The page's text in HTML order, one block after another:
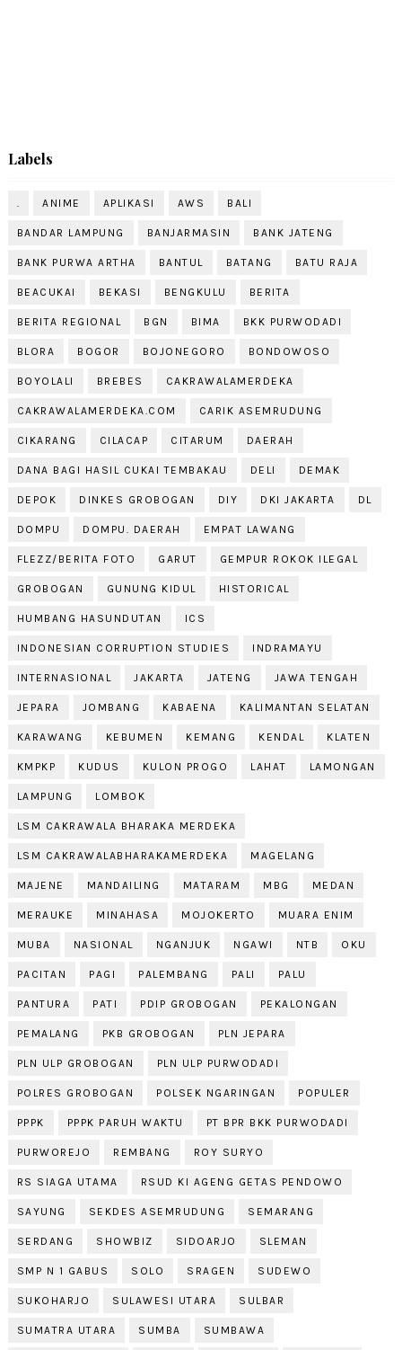
Labels
. ANIME APLIKASI AWS BALI
BANDAR LAMPUNG BANJARMASIN BANK JATENG
BANK PURWA ARTHA BANTUL BATANG BATU RAJA
BEACUKAI BEKASI BENGKULU BERITA
BERITA REGIONAL BGN BIMA BKK PURWODADI
BLORA BOGOR BOJONEGORO BONDOWOSO
BOYOLALI BREBES CAKRAWALAMERDEKA
CAKRAWALAMERDEKA.COM CARIK ASEMRUDUNG
CIKARANG CILACAP CITARUM DAERAH
DANA BAGI HASIL CUKAI TEMBAKAU DELI DEMAK
DEPOK DINKES GROBOGAN DIY DKI JAKARTA DL
DOMPU DOMPU. DAERAH EMPAT LAWANG
FLEZZ/BERITA FOTO GARUT GEMPUR ROKOK ILEGAL
GROBOGAN GUNUNG KIDUL HISTORICAL
HUMBANG HASUNDUTAN ICS
INDONESIAN CORRUPTION STUDIES INDRAMAYU
INTERNASIONAL JAKARTA JATENG JAWA TENGAH
JEPARA JOMBANG KABAENA KALIMANTAN SELATAN
KARAWANG KEBUMEN KEMANG KENDAL KLATEN
KMPKP KUDUS KULON PROGO LAHAT LAMONGAN
LAMPUNG LOMBOK
LSM CAKRAWALA BHARAKA MERDEKA
LSM CAKRAWALABHARAKAMERDEKA MAGELANG
MAJENE MANDAILING MATARAM MBG MEDAN
MERAUKE MINAHASA MOJOKERTO MUARA ENIM
MUBA NASIONAL NGANJUK NGAWI NTB OKU
PACITAN PAGI PALEMBANG PALI PALU
PANTURA PATI PDIP GROBOGAN PEKALONGAN
PEMALANG PKB GROBOGAN PLN JEPARA
PLN ULP GROBOGAN PLN ULP PURWODADI
POLRES GROBOGAN POLSEK NGARINGAN POPULER
PPPK PPPK PARUH WAKTU PT BPR BKK PURWODADI
PURWOREJO REMBANG ROY SURYO
RS SIAGA UTAMA RSUD KI AGENG GETAS PENDOWO
SAYUNG SEKDES ASEMRUDUNG SEMARANG
SERDANG SHOWBIZ SIDOARJO SLEMAN
SMP N 1 GABUS SOLO SRAGEN SUDEWO
SUKOHARJO SULAWESI UTARA SULBAR
SUMATRA UTARA SUMBA SUMBAWA